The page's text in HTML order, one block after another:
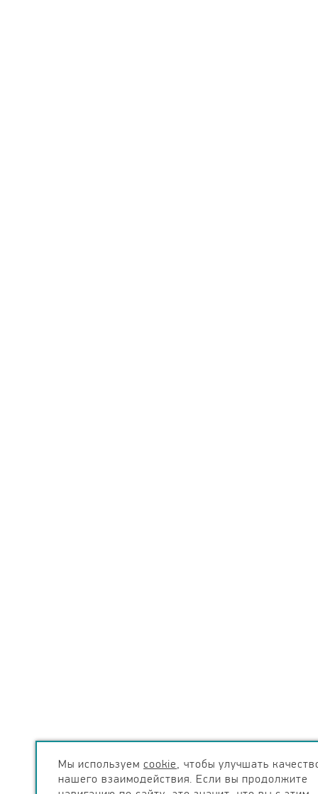
Мы используем cookie, чтобы улучшать
нашего взаимодействия. Если вы продолжите